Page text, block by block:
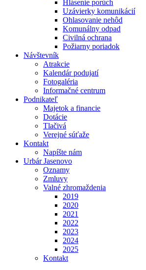
Hlásenie porúch
Uzávierky komunikácií
Ohlasovanie nehôd
Komunálny odpad
Civilná ochrana
Požiarny poriadok
Návštevník
Atrakcie
Kalendár podujatí
Fotogaléria
Informačné centrum
Podnikateľ
Majetok a financie
Dotácie
Tlačivá
Verejné súťaže
Kontakt
Napíšte nám
Urbár Jasenovo
Oznamy
Zmluvy
Valné zhromaždenia
2019
2020
2021
2022
2023
2024
2025
Kontakt